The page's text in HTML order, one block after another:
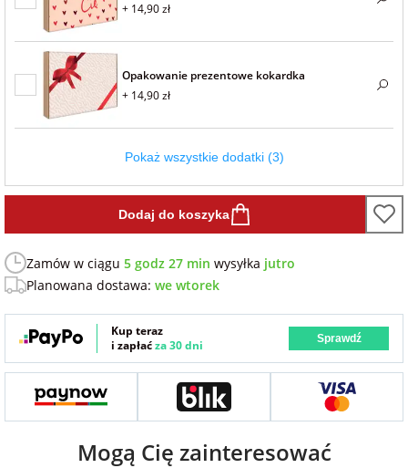
Fotoksiążki
Dodatki i
opakowania
na Dzień
Chłopaka
na Dzień Kobiet
na walentynki
na mikołajki
na prezent
na Dzień Babci i
dla przyjaciółki
dla przyjaciela
+ 14,90 zł
Opakowanie prezentowe kokardka
+ 14,90 zł
Pokaż wszystkie dodatki (3)
Dodaj do koszyka
Zamów w ciągu 5 godz 27 min wysyłka jutro
Planowana dostawa: we wtorek
Kup teraz
i zapłaćza 30 dni Sprawdź
Mogą Cię zainteresować